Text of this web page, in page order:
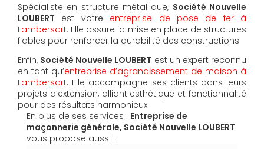
Spécialiste en structure métallique, Société Nouvelle
LOUBERT est votre entreprise de pose de fer à
Lambersart. Elle assure la mise en place de structures
fiables pour renforcer la durabilité des constructions.
Enfin, Société Nouvelle LOUBERT est un expert reconnu
en tant qu’entreprise d’agrandissement de maison à
Lambersart. Elle accompagne ses clients dans leurs
projets d’extension, alliant esthétique et fonctionnalité
pour des résultats harmonieux.
En plus de ses services : Entreprise de
maçonnerie générale, Société Nouvelle LOUBERT
vous propose aussi :